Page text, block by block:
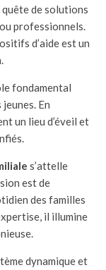
quête de solutions
professionnels.
d’aide est un
fondamental
En
un lieu d’éveil et
s’attelle
est de
des familles
il illumine
dynamique et